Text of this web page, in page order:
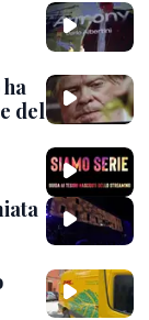
del